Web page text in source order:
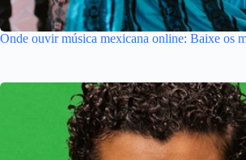
Onde ouvir música mexicana online: Baixe os